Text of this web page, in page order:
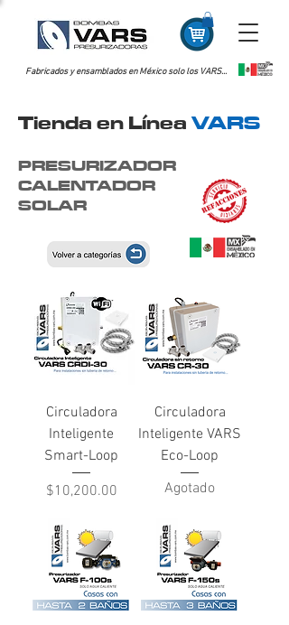
Fabricados y ensamblados en México solo los VARS...
Tienda en Línea VARS
PRESURIZADOR
CALENTADOR
SOLAR
Circuladora
Inteligente
Smart-Loop
Precio
$10,200.00
Circuladora
Inteligente VARS
Eco-Loop
Agotado